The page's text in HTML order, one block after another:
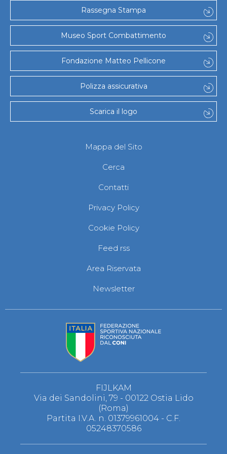
Albi Federali
Arbitri
Lotta
La disciplina
News
Gare e Risultati
Attività Didattica
Albi Federali
Karate
La disciplina
News
Gare e Risultati
Albi Federali
Arti marziali
Aikido
Ju Jitsu
Sumo
Capoeira
Grappling
BJJ
Pancrazio/Pankration
S'istrumpa
News
Calendario Attività
Difesa Personale MGA
La disciplina
News
Merchandising
Contatti
News
Cookies Accept
Newsletter
Webinar
Corsi Monotematici
Corsi di Specializzazione
Corsi FIJLKAM-FISDIR
Corsi Preparatore Fisico
Edutraining class - Didattica infantile
Corso Direttore di Gara
Rassegna Stampa
Museo Sport Combattimento
Fondazione Matteo Pellicone
Polizza assicurativa
Scarica il logo
Mappa del Sito
Cerca
Contatti
Privacy Policy
Cookie Policy
Feed rss
Area Riservata
Newsletter
FIJLKAM
Via dei Sandolini, 79 - 00122 Ostia Lido
(Roma)
Partita I.V.A. n. 01379961004 - C.F.
05248370586